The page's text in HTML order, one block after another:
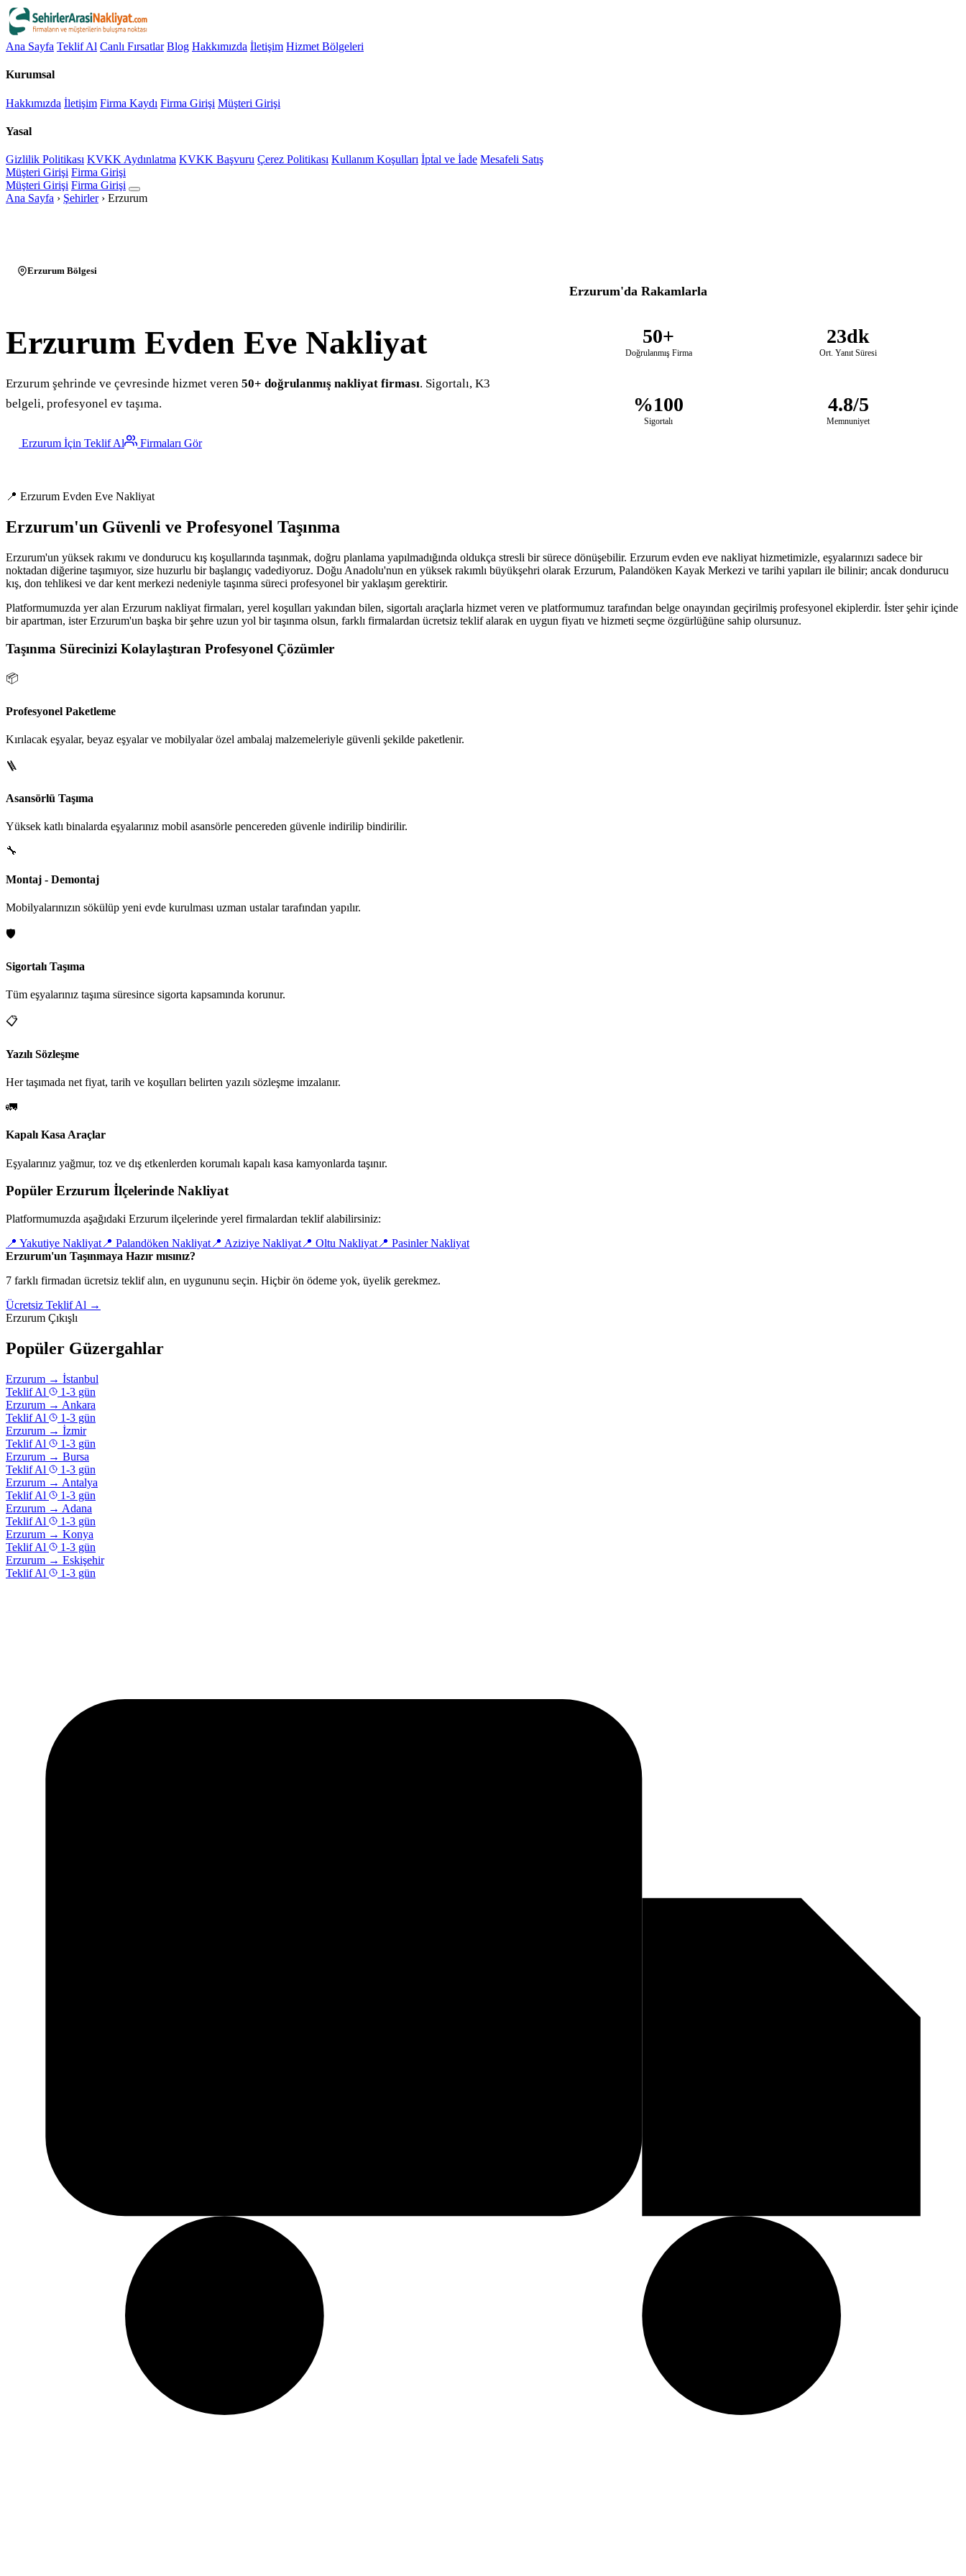
Ana Sayfa Teklif Al Canlı Fırsatlar Blog Hakkımızda İletişim Hizmet Bölgeleri
Kurumsal
Hakkımızda İletişim Firma Kaydı Firma Girişi Müşteri Girişi
Yasal
Gizlilik Politikası KVKK Aydınlatma KVKK Başvuru Çerez Politikası Kullanım Koşulları İptal ve İade Mesafeli Satış
Müşteri Girişi Firma Girişi
Müşteri Girişi Firma Girişi
Ana Sayfa › Şehirler › Erzurum
Erzurum Bölgesi
Erzurum Evden Eve Nakliyat
Erzurum şehrinde ve çevresinde hizmet veren 50+ doğrulanmış nakliyat firması. Sigortalı, K3
belgeli, profesyonel ev taşıma.
Erzurum İçin Teklif Al Firmaları Gör
Erzurum'da Rakamlarla
50+
Doğrulanmış Firma
23dk
Ort. Yanıt Süresi
%100
Sigortalı
4.8/5
Memnuniyet
📍 Erzurum Evden Eve Nakliyat
Erzurum'un Güvenli ve Profesyonel Taşınma
Erzurum'un yüksek rakımı ve dondurucu kış koşullarında taşınmak, doğru planlama yapılmadığında oldukça stresli bir sürece dönüşebilir. Erzurum evden eve nakliyat hizmetimizle, eşyalarınızı sadece bir
noktadan diğerine taşımıyor, size huzurlu bir başlangıç vadediyoruz. Doğu Anadolu'nun en yüksek rakımlı büyükşehri olarak Erzurum, Palandöken Kayak Merkezi ve tarihi yapıları ile bilinir; ancak dondurucu
kış, don tehlikesi ve dar kent merkezi nedeniyle taşınma süreci profesyonel bir yaklaşım gerektirir.
Platformumuzda yer alan Erzurum nakliyat firmaları, yerel koşulları yakından bilen, sigortalı araçlarla hizmet veren ve platformumuz tarafından belge onayından geçirilmiş profesyonel ekiplerdir. İster şehir içinde
bir apartman, ister Erzurum'un başka bir şehre uzun yol bir taşınma olsun, farklı firmalardan ücretsiz teklif alarak en uygun fiyatı ve hizmeti seçme özgürlüğüne sahip olursunuz.
Taşınma Sürecinizi Kolaylaştıran Profesyonel Çözümler
📦
Profesyonel Paketleme
Kırılacak eşyalar, beyaz eşyalar ve mobilyalar özel ambalaj malzemeleriyle güvenli şekilde paketlenir.
🪜
Asansörlü Taşıma
Yüksek katlı binalarda eşyalarınız mobil asansörle pencereden güvenle indirilip bindirilir.
🔧
Montaj - Demontaj
Mobilyalarınızın sökülüp yeni evde kurulması uzman ustalar tarafından yapılır.
🛡️
Sigortalı Taşıma
Tüm eşyalarınız taşıma süresince sigorta kapsamında korunur.
📋
Yazılı Sözleşme
Her taşımada net fiyat, tarih ve koşulları belirten yazılı sözleşme imzalanır.
🚛
Kapalı Kasa Araçlar
Eşyalarınız yağmur, toz ve dış etkenlerden korumalı kapalı kasa kamyonlarda taşınır.
Popüler Erzurum İlçelerinde Nakliyat
Platformumuzda aşağıdaki Erzurum ilçelerinde yerel firmalardan teklif alabilirsiniz:
📍 Yakutiye Nakliyat 📍 Palandöken Nakliyat 📍 Aziziye Nakliyat 📍 Oltu Nakliyat 📍 Pasinler Nakliyat
Erzurum'un Taşınmaya Hazır mısınız?
7 farklı firmadan ücretsiz teklif alın, en uygununu seçin. Hiçbir ön ödeme yok, üyelik gerekmez.
Ücretsiz Teklif Al →
Erzurum Çıkışlı
Popüler Güzergahlar
Erzurum → İstanbul
Teklif Al
1-3 gün
Erzurum → Ankara
Teklif Al
1-3 gün
Erzurum → İzmir
Teklif Al
1-3 gün
Erzurum → Bursa
Teklif Al
1-3 gün
Erzurum → Antalya
Teklif Al
1-3 gün
Erzurum → Adana
Teklif Al
1-3 gün
Erzurum → Konya
Teklif Al
1-3 gün
Erzurum → Eskişehir
Teklif Al
1-3 gün